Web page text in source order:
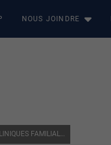
NOUS JOINDRE
ENTENTE FMOQ : QUEL AVENIR POUR LES CLINIQUES FAMILIALES?